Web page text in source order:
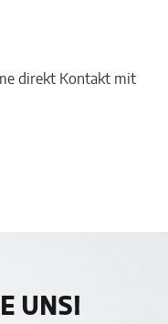
direkt Kontakt mit
UNS!